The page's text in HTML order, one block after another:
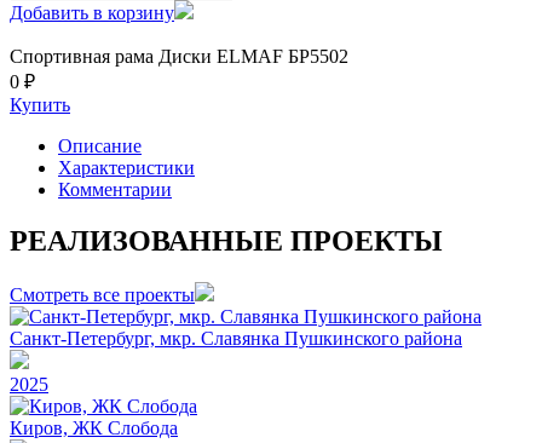
Добавить в корзину
Спортивная рама Диски ELMAF БР5502
0 ₽
Купить
Описание
Характеристики
Комментарии
РЕАЛИЗОВАННЫЕ ПРОЕКТЫ
Смотреть все проекты
Санкт-Петербург, мкр. Славянка Пушкинского района
2025
Киров, ЖК Слобода